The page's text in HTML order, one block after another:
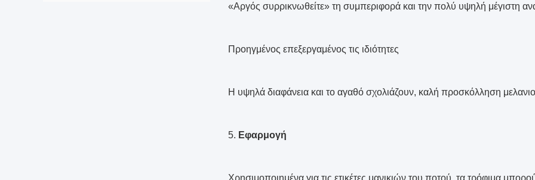
«Αργός συρρικνωθείτε» τη συμπεριφορά και την πολύ υψηλή μέγιστη
Προηγμένος επεξεργαμένος τις ιδιότητες
Η υψηλά διαφάνεια και το αγαθό σχολιάζουν, καλή προσκόλληση
5. Εφαρμογή
Χρησιμοποιημένα για τις ετικέτες μανικιών του ποτού, τα τρόφιμα